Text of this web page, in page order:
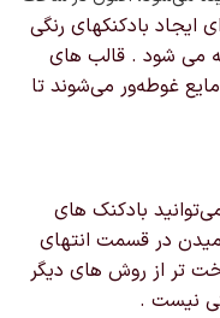
ایجاد بادکنکهای رنگی
می شود . قالب های
غوطه‌ور می‌شوند تا
بادکنک های
در قسمت انتهای
تر از روش های دیگر
نیست .